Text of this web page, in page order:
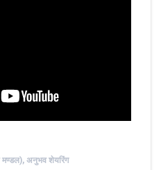
मण्डल), अनुभव शेयरिंग